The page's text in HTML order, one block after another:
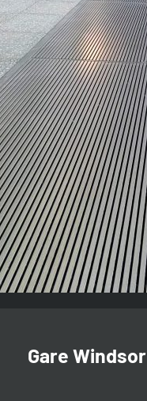
Gare Windsor